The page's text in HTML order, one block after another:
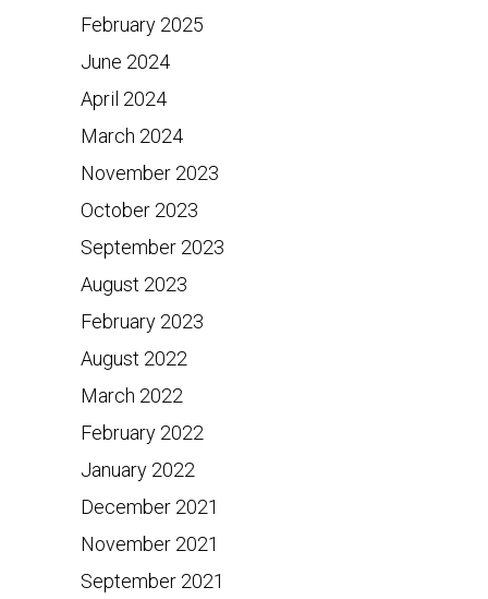
February 2025
June 2024
April 2024
March 2024
November 2023
October 2023
September 2023
August 2023
February 2023
August 2022
March 2022
February 2022
January 2022
December 2021
November 2021
September 2021